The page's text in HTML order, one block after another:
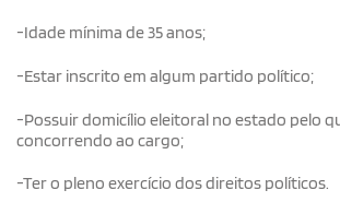
-Idade mínima de 35 anos;
-Estar inscrito em algum partido político;
-Possuir domicílio eleitoral no estado pelo
concorrendo ao cargo;
-Ter o pleno exercício dos direitos políticos.